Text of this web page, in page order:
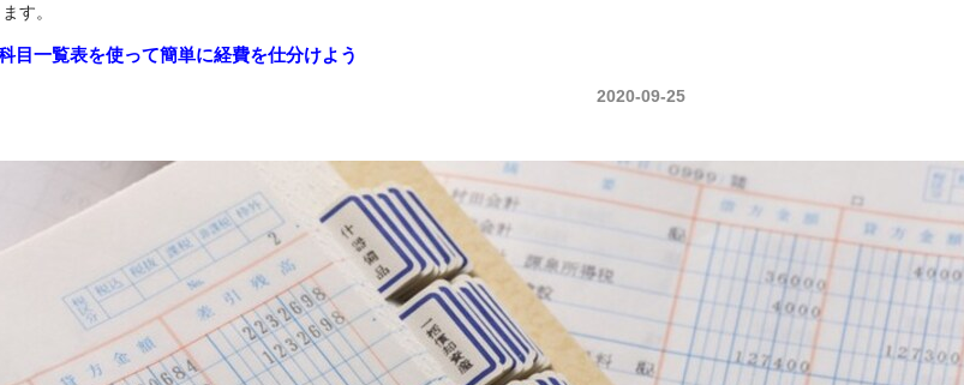
す。
目一覧表を使って簡単に経費を仕分けよう
2020-09-25